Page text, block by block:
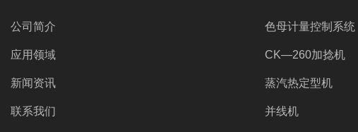
公司简介
应用领域
新闻资讯
联系我们
色母计量控制系统
CK—260加捻机
蒸汽热定型机
并线机